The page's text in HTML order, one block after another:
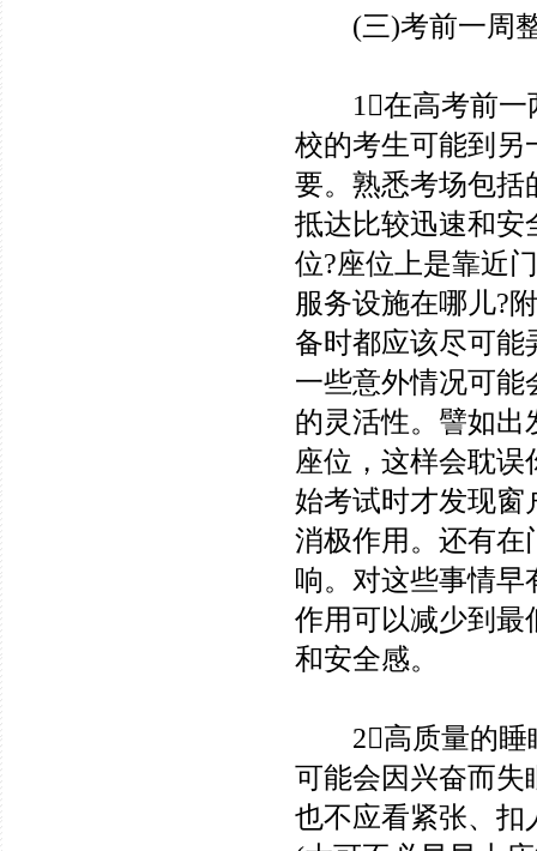
(三)考前一周
1在高考前一两
校的考生可能到另
要。熟悉考场包括
抵达比较迅速和安
位?座位上是靠近
服务设施在哪儿?
备时都应该尽可能
一些意外情况可能
的灵活性。譬如出
座位，这样会耽
始考试时才发现窗
消极作用。还有在
响。对这些事情早
作用可以减少到最
和安全感。
2高质量的睡眠
可能会因兴奋而失
也不应看紧张、扣